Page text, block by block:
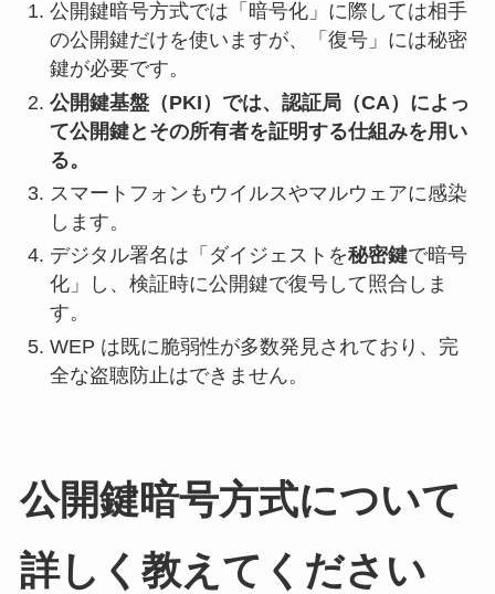
公開鍵暗号方式では「暗号化」に際しては相手
の公開鍵だけを使いますが、「復号」には秘密
鍵が必要です。
公開鍵基盤（PKI）では、認証局（CA）によっ
て公開鍵とその所有者を証明する仕組みを用い
る。
スマートフォンもウイルスやマルウェアに感染
します。
デジタル署名は「ダイジェストを秘密鍵で暗号
化」し、検証時に公開鍵で復号して照合しま
す。
WEP は既に脆弱性が多数発見されており、完
全な盗聴防止はできません。
公開鍵暗号方式について
詳しく教えてください